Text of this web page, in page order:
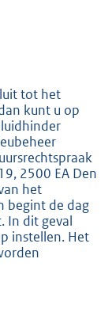
tot het
kunt u op
2500 EA Den
het
begint de dag
In dit geval
instellen. Het